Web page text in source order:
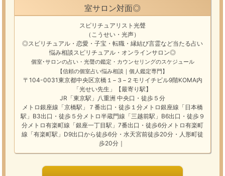
室サロン対面◎
スピリチュアリスト光聲
（こうせい・光声）
◎スピリチュアル・恋愛・子宝・転職・縁結び言霊など当たる占い
悩み相談スピリチュアル・オンラインサロン◎
個室･サロンの占い・光聲の鑑定・カウンセリングのスケジュール
【信頼の個室占い悩み相談｜個人鑑定専門】
〒104-0031東京都中央区京橋１−３−２モリイチビル9階KOMA内
「光せい先生」【最寄り駅】
JR「東京駅」八重洲 中央口・徒歩５分
メトロ銀座線「京橋駅」７番出口・徒歩１分メトロ銀座線「日本橋
駅」B3出口・徒歩５分メトロ半蔵門線「三越前駅」B6出口・徒歩９
分メトロ有楽町線「銀座一丁目駅」7番出口・徒歩6分メトロ有楽町
線「有楽町駅」D9出口から徒歩6分・水天宮前徒歩20分・人形町徒
歩20分｜